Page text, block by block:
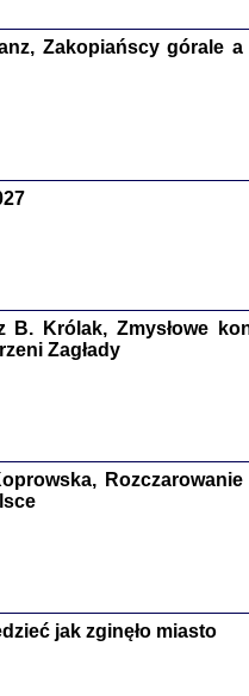
Żydów.
Okonowski, oprac. Marta
TE SŁOWA JEST
GETTOWEJ
'z Dziennika' i inne pisma z łódzkiego
tłum. z jidysz, oprac. i wstęp.
GAZETĘ NIEMIECKĄ ...
Zakopiańscy górale a
B. Królak, Zmysłowe
Zagłady
jak zginęło miasto